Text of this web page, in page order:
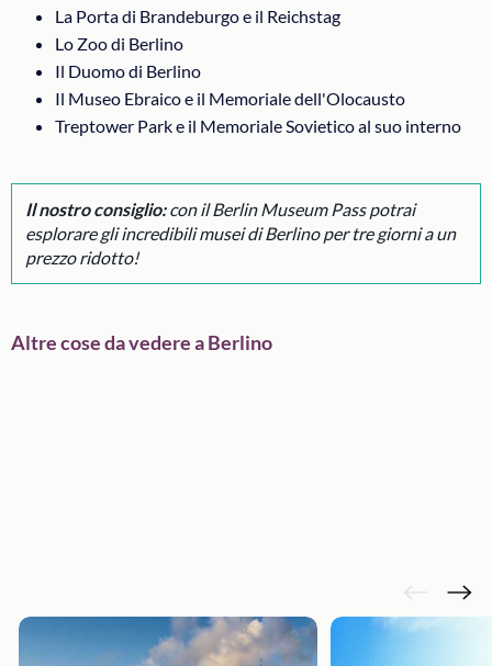
La Porta di Brandeburgo e il Reichstag
Lo Zoo di Berlino
Il Duomo di Berlino
Il Museo Ebraico e il Memoriale dell'Olocausto
Treptower Park e il Memoriale Sovietico al suo interno
Il nostro consiglio:con il Berlin Museum Pass potrai
esplorare gli incredibili musei di Berlino per tre giorni a un
prezzo ridotto!
Altre cose da vedere a Berlino